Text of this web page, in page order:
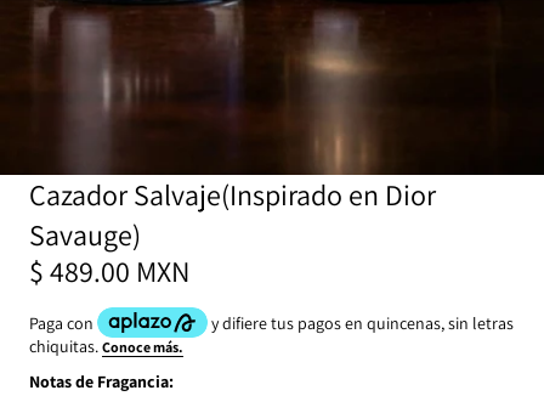
Cazador Salvaje(Inspirado en Dior
Savauge)
$ 489.00 MXN
Notas de Fragancia: